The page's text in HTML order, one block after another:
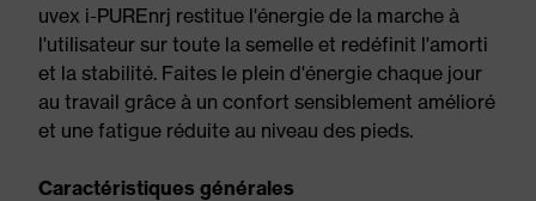
uvex i-PUREnrj restitue l'énergie de la marche à
l'utilisateur sur toute la semelle et redéfinit l'amorti
et la stabilité. Faites le plein d'énergie chaque jour
au travail grâce à un confort sensiblement amélioré
et une fatigue réduite au niveau des pieds.
Caractéristiques générales